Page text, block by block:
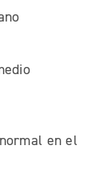
en el